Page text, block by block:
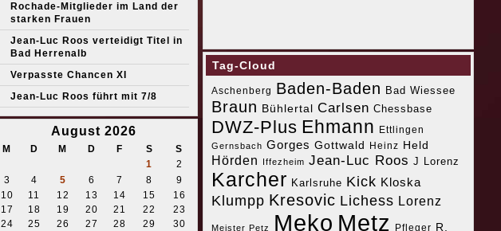
Rochade-Mitglieder im Land der
starken Frauen
Jean-Luc Roos verteidigt Titel in
Bad Herrenalb
Verpasste Chancen XI
Jean-Luc Roos führt mit 7/8
August 2026
M D M D F S
S
1
2
3
4 5 6 7 8
9
10
11 12 13 14 15
16
17
18 19 20 21 22
23
24
25 26 27 28 29
30
Tag-Cloud
Aschenberg Baden-Baden Bad Wiessee
Braun Bühlertal Carlsen Chessbase
DWZ-Plus Ehmann Ettlingen
Gernsbach Gorges Gottwald Heinz Held
Hörden Iffezheim Jean-Luc Roos J Lorenz
Karcher Karlsruhe Kick Kloska
Klumpp Kresovic Lichess Lorenz
Meister Petz Meko Metz Pfleger R.